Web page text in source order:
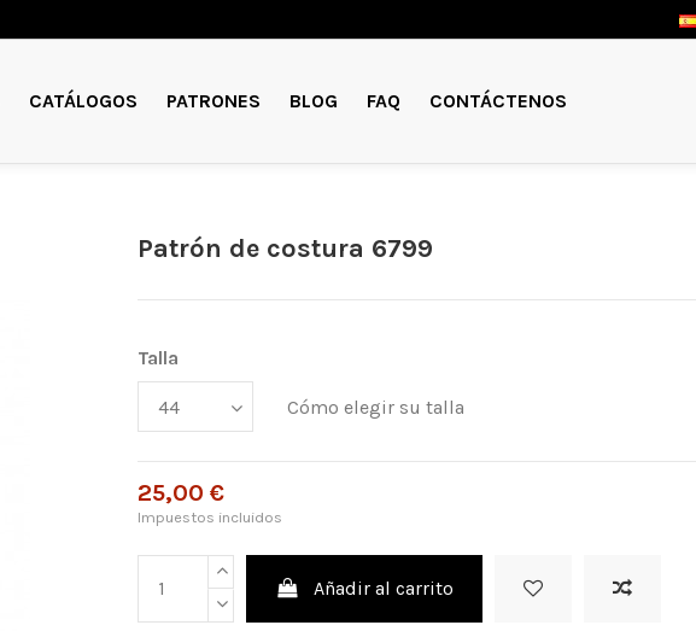
CATÁLOGOS PATRONES BLOG FAQ
CONTÁCTENOS
Patrón de costura 6799
Talla
Cómo elegir su talla
25,00 €
Impuestos incluidos
Añadir al carrito